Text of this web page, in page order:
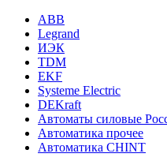
ABB
Legrand
ИЭК
TDM
EKF
Systeme Electric
DEKraft
Автоматы силовые
Автоматика прочее
Автоматика CHINT